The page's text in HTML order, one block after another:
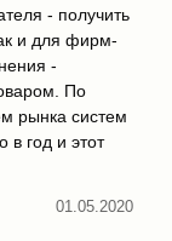
- получить
и для фирм-
-
По
рынка систем
в год и этот
01.05.2020